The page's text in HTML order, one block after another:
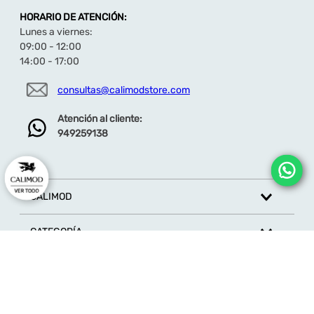
aquí
HORARIO DE ATENCIÓN:
Lunes a viernes:
09:00 - 12:00
14:00 - 17:00
consultas@calimodstore.com
Atención al cliente:
949259138
CALIMOD
CATEGORÍA